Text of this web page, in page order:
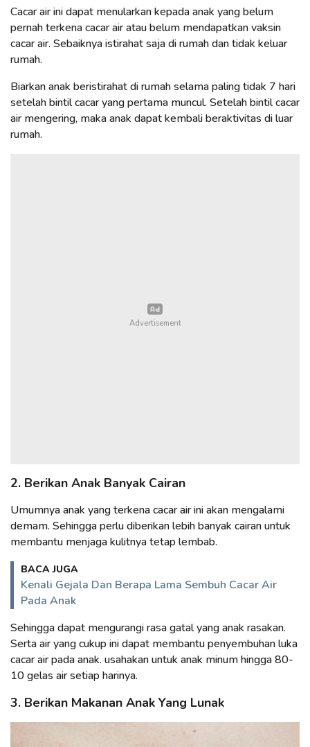
Cacar air ini dapat menularkan kepada anak yang belum
pernah terkena cacar air atau belum mendapatkan vaksin
cacar air. Sebaiknya istirahat saja di rumah dan tidak keluar
rumah.
Biarkan anak beristirahat di rumah selama paling tidak 7 hari
setelah bintil cacar yang pertama muncul. Setelah bintil cacar
air mengering, maka anak dapat kembali beraktivitas di luar
rumah.
2. Berikan Anak Banyak Cairan
Umumnya anak yang terkena cacar air ini akan mengalami
demam. Sehingga perlu diberikan lebih banyak cairan untuk
membantu menjaga kulitnya tetap lembab.
BACA JUGA
Kenali Gejala Dan Berapa Lama Sembuh Cacar Air
Pada Anak
Sehingga dapat mengurangi rasa gatal yang anak rasakan.
Serta air yang cukup ini dapat membantu penyembuhan luka
cacar air pada anak. usahakan untuk anak minum hingga 80-
10 gelas air setiap harinya.
3. Berikan Makanan Anak Yang Lunak